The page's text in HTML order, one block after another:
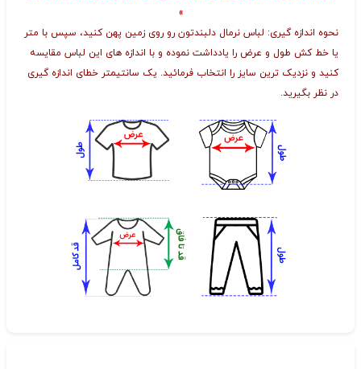
»
نحوه اندازه گیری: لباس نرمال دلبندتون رو روی زمین پهن کنید، سپس با متر
یا خط کش طول و عرض را یادداشت نموده و با اندازه های این لباس مقایسه
کنید و نزدیک ترین سایز را انتخاب فرمائید. یک سانتیمتر خطای اندازه گیری
در نظر بگیرید.